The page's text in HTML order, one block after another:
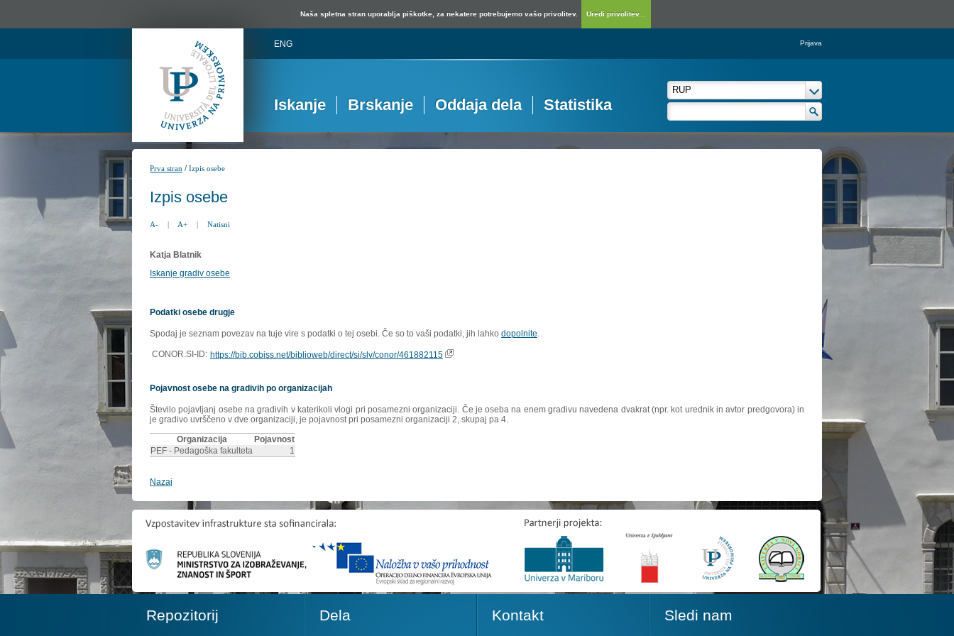
Naša spletna stran uporablja piškotke, za nekatere potrebujemo vašo privolitev. Uredi privolitev...
ENG Prijava
Iskanje Brskanje Oddaja dela Statistika
Prva stran /Izpis osebe
Izpis osebe
A- | A+ | Natisni
Katja Blatnik
Iskanje gradiv osebe
Podatki osebe drugje
Spodaj je seznam povezav na tuje vire s podatki o tej osebi. Če so to vaši podatki, jih lahko dopolnite.
CONOR.SI-ID: https://bib.cobiss.net/biblioweb/direct/si/slv/conor/461882115
Pojavnost osebe na gradivih po organizacijah
Število pojavljanj osebe na gradivih v katerikoli vlogi pri posamezni organizaciji. Če je oseba na enem gradivu navedena dvakrat (npr. kot urednik in avtor predgovora) in
je gradivo uvrščeno v dve organizaciji, je pojavnost pri posamezni organizaciji 2, skupaj pa 4.
Organizacija
Pojavnost
PEF - Pedagoška fakulteta
1
Nazaj
Repozitorij Dela Kontakt Sledi nam